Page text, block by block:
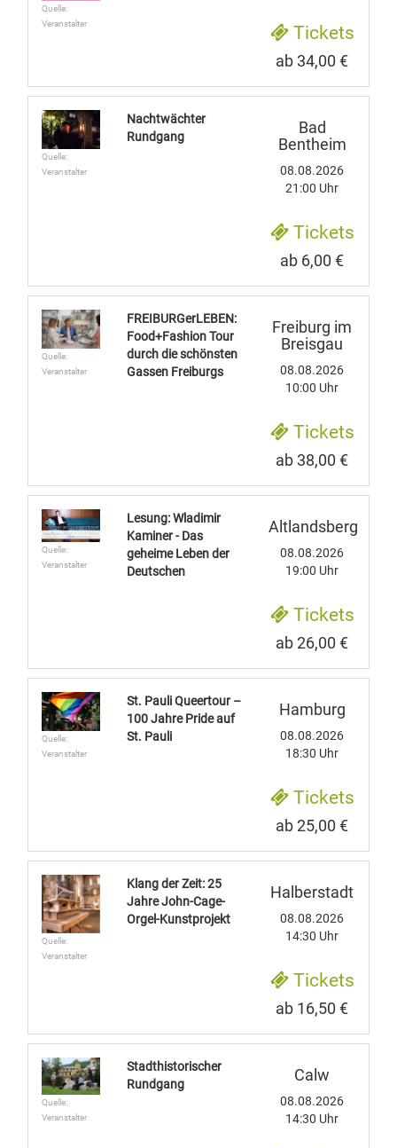
Quelle:
Veranstalter
Tickets
ab 34,00 €
Quelle:
Veranstalter
Nachtwächter
Rundgang
Bad
Bentheim
08.08.2026
21:00 Uhr
Tickets
ab 6,00 €
Quelle:
Veranstalter
FREIBURGerLEBEN:
Food+Fashion Tour
durch die schönsten
Gassen Freiburgs
Freiburg im
Breisgau
08.08.2026
10:00 Uhr
Tickets
ab 38,00 €
Quelle:
Veranstalter
Lesung: Wladimir
Kaminer - Das
geheime Leben der
Deutschen
Altlandsberg
08.08.2026
19:00 Uhr
Tickets
ab 26,00 €
Quelle:
Veranstalter
St. Pauli Queertour –
100 Jahre Pride auf
St. Pauli
Hamburg
08.08.2026
18:30 Uhr
Tickets
ab 25,00 €
Quelle:
Veranstalter
Klang der Zeit: 25
Jahre John-Cage-
Orgel-Kunstprojekt
Halberstadt
08.08.2026
14:30 Uhr
Tickets
ab 16,50 €
Quelle:
Veranstalter
Stadthistorischer
Rundgang
Calw
08.08.2026
14:30 Uhr